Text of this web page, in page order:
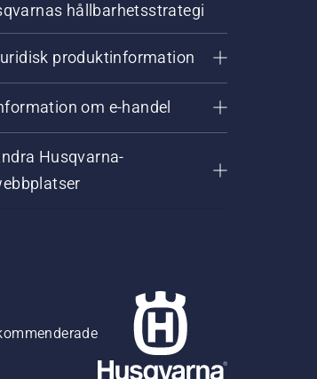
hållbarhetsstrategi
produktinformation
om e-handel
Husqvarna-